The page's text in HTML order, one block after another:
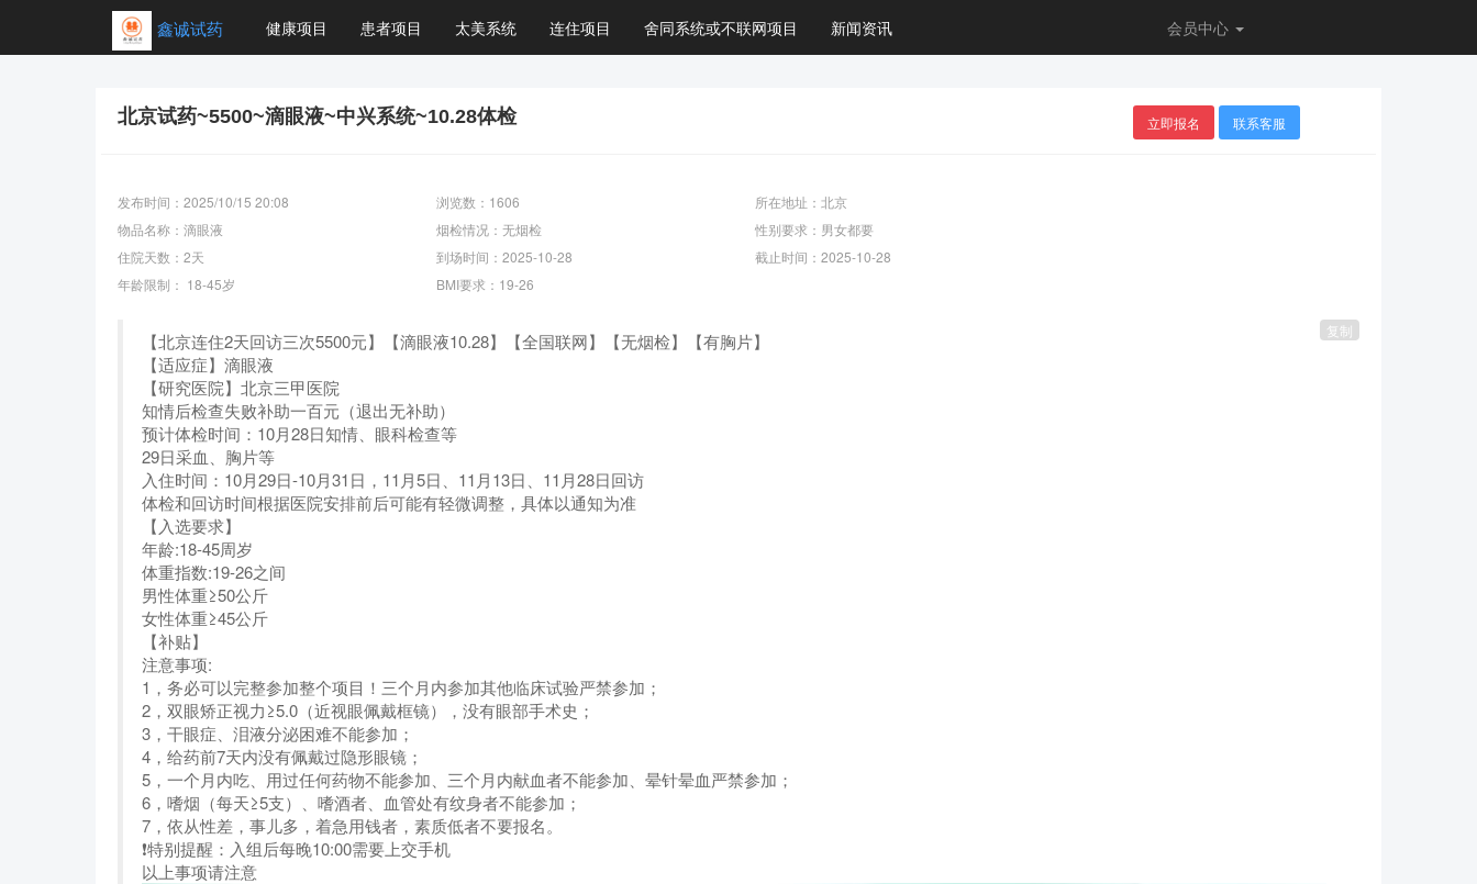
鑫诚试药 健康项目 患者项目 太美系统 连住项目 舍同系统或不联网项目 新闻资讯 会员中心
北京试药~5500~滴眼液~中兴系统~10.28体检 立即报名 联系客服
发布时间：2025/10/15 20:08 浏览数：1606
所在地址：北京
物品名称：滴眼液
烟检情况：无烟检
性别要求：男女都要
住院天数：2天
到场时间：2025-10-28
截止时间：2025-10-28
年龄限制： 18-45岁
BMI要求：19-26
【北京连住2天回访三次5500元】【滴眼液10.28】【全国联网】【无烟检】【有胸片】
【适应症】滴眼液
【研究医院】北京三甲医院
知情后检查失败补助一百元（退出无补助）
预计体检时间：10月28日知情、眼科检查等
29日采血、胸片等
入住时间：10月29日-10月31日，11月5日、11月13日、11月28日回访
体检和回访时间根据医院安排前后可能有轻微调整，具体以通知为准
【入选要求】
年龄:18-45周岁
体重指数:19-26之间
男性体重≥50公斤
女性体重≥45公斤
【补贴】
注意事项:
1，务必可以完整参加整个项目！三个月内参加其他临床试验严禁参加；
2，双眼矫正视力≥5.0（近视眼佩戴框镜），没有眼部手术史；
3，干眼症、泪液分泌困难不能参加；
4，给药前7天内没有佩戴过隐形眼镜；
5，一个月内吃、用过任何药物不能参加、三个月内献血者不能参加、晕针晕血严禁参加；
6，嗜烟（每天≥5支）、嗜酒者、血管处有纹身者不能参加；
7，依从性差，事儿多，着急用钱者，素质低者不要报名。
❗️特别提醒：入组后每晚10:00需要上交手机
以上事项请注意
复制